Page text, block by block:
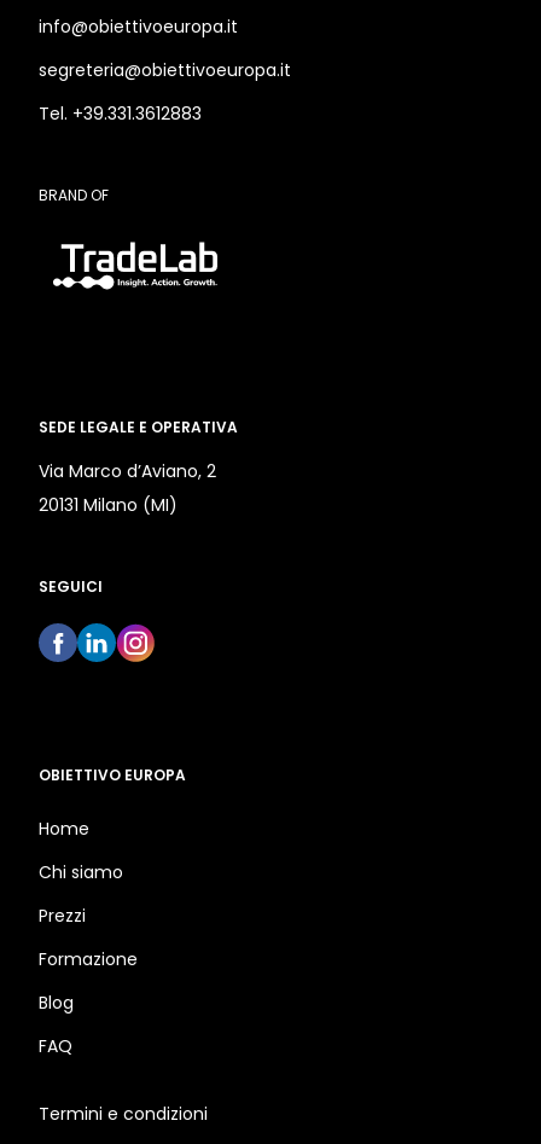
info@obiettivoeuropa.it
segreteria@obiettivoeuropa.it
Tel. +39.331.3612883
BRAND OF
SEDE LEGALE E OPERATIVA
Via Marco d’Aviano, 2
20131 Milano (MI)
SEGUICI
OBIETTIVO EUROPA
Home
Chi siamo
Prezzi
Formazione
Blog
FAQ
Termini e condizioni